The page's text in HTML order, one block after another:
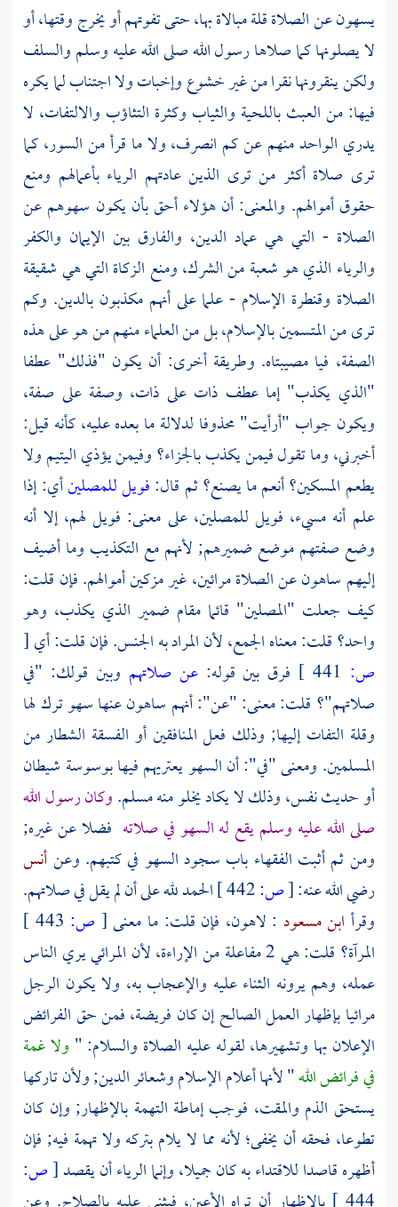
يسهون عن الصلاة قلة مبالاة بها، حتى تفوتهم أو يخرج وقتها، أو
لا يصلونها كما صلاها رسول الله صلى الله عليه وسلم والسلف
ولكن ينقرونها نقرا من غير خشوع وإخبات ولا اجتناب لما يكره
فيها: من العبث باللحية والثياب وكثرة التثاؤب والالتفات، لا
يدري الواحد منهم عن كم انصرف، ولا ما قرأ من السور، كما
ترى صلاة أكثر من ترى الذين عادتهم الرياء بأعمالهم ومنع
حقوق أموالهم. والمعنى: أن هؤلاء أحق بأن يكون سهوهم عن
الصلاة - التي هي عماد الدين، والفارق بين الإيمان والكفر
والرياء الذي هو شعبة من الشرك، ومنع الزكاة التي هي شقيقة
الصلاة وقنطرة الإسلام - علما على أنهم مكذبون بالدين. وكم
ترى من المتسمين بالإسلام، بل من العلماء منهم من هو على هذه
الصفة، فيا مصيبتاه. وطريقة أخرى: أن يكون "فذلك" عطفا
"الذي يكذب" إما عطف ذات على ذات، وصفة على صفة،
ويكون جواب "أرأيت" محذوفا لدلالة ما بعده عليه، كأنه قيل:
أخبرني، وما تقول فيمن يكذب بالجزاء؟ وفيمن يؤذي اليتيم ولا
يطعم المسكين؟ أنعم ما يصنع؟ ثم قال:فويل للمصلينأي: إذا
علم أنه مسيء، فويل للمصلين، على معنى: فويل لهم، إلا أنه
وضع صفتهم موضع ضميرهم; لأنهم مع التكذيب وما أضيف
إليهم ساهون عن الصلاة مرائين، غير مزكين أموالهم. فإن قلت:
كيف جعلت "المصلين" قائما مقام ضمير الذي يكذب، وهو
واحد؟ قلت: معناه الجمع، لأن المراد به الجنس. فإن قلت: أي[
ص:
فرق بين قوله:عن صلاتهم وبين قولك: "في
صلاتهم"؟ قلت: معنى: "عن": أنهم ساهون عنها سهو ترك لها
وقلة التفات إليها; وذلك فعل المنافقين أو الفسقة الشطار من
المسلمين. ومعنى "في": أن السهو يعتريهم فيها بوسوسة شيطان
أو حديث نفس، وذلك لا يكاد يخلو منه مسلم.وكان رسول الله
صلى الله عليه وسلم يقع له السهو في صلاته فضلا عن غيره;
ومن ثم أثبت الفقهاء باب سجود السهو في كتبهم. وعنأنس
رضي الله عنه:[ص:
الحمد لله على أن لم يقل في صلاتهم.
وقرأ ابن مسعود : لاهون، فإن قلت: ما معنى[ ص:
المرآة؟ قلت: هي 2 مفاعلة من الإراءة، لأن المرائي يري الناس
عمله، وهم يرونه الثناء عليه والإعجاب به، ولا يكون الرجل
مرائيا بإظهار العمل الصالح إن كان فريضة، فمن حق الفرائض
الإعلان بها وتشهيرها، لقوله عليه الصلاة والسلام: " ولا غمة
في فرائض الله" لأنها أعلام الإسلام وشعائر الدين; ولأن تاركها
يستحق الذم والمقت، فوجب إماطة التهمة بالإظهار; وإن كان
تطوعا، فحقه أن يخفى؛ لأنه مما لا يلام بتركه ولا تهمة فيه; فإن
أظهره قاصدا للاقتداء به كان جميلا، وإنما الرياء أن يقصد[ص: